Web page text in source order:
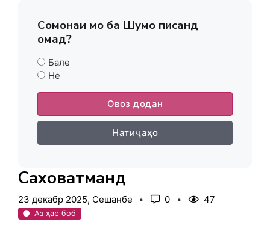
Сомонаи мо ба Шумо писанд
омад?
Бале
Не
Овоз додан
Натиҷаҳо
Саховатмандӣ
23 декабр 2025, Сешанбе 0 47
Аз ҳар боб